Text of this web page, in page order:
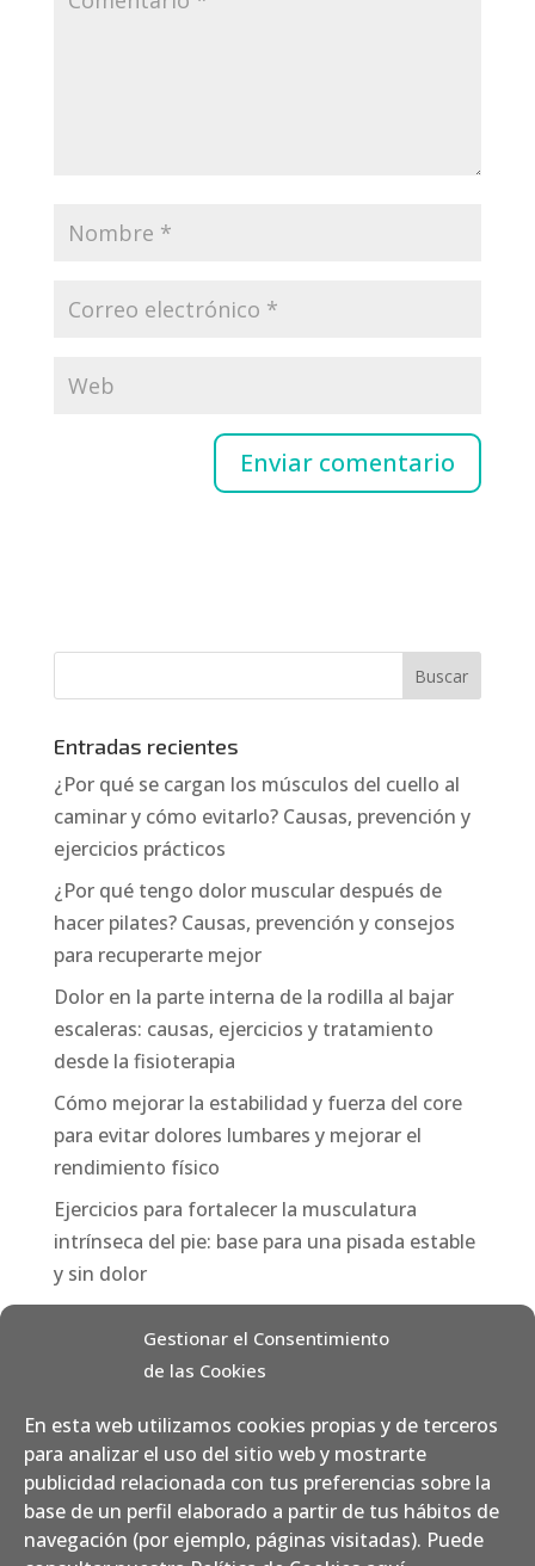
Gestionar el Consentimiento
de las Cookies
En esta web utilizamos cookies propias y de terceros
para analizar el uso del sitio web y mostrarte
publicidad relacionada con tus preferencias sobre la
base de un perfil elaborado a partir de tus hábitos de
navegación (por ejemplo, páginas visitadas). Puede
Entradas recientes
¿Por qué se cargan los músculos del cuello al
caminar y cómo evitarlo? Causas, prevención y
ejercicios prácticos
¿Por qué tengo dolor muscular después de
hacer pilates? Causas, prevención y consejos
para recuperarte mejor
Dolor en la parte interna de la rodilla al bajar
escaleras: causas, ejercicios y tratamiento
desde la fisioterapia
Cómo mejorar la estabilidad y fuerza del core
para evitar dolores lumbares y mejorar el
rendimiento físico
Ejercicios para fortalecer la musculatura
intrínseca del pie: base para una pisada estable
y sin dolor
Categorías
Fisioterapia
Nutrición
Pilates / Yoga Aéreo
Podología